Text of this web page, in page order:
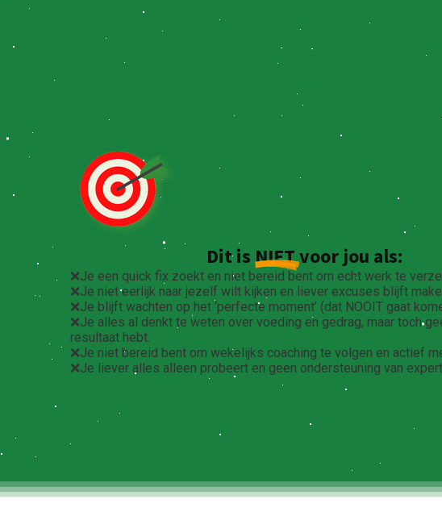
Dit isNIETvoor jou als:
❌Je een quick fix zoekt en niet bereid bent om echt werk te
❌Je niet eerlijk naar jezelf wilt kijken en liever excuses blijft
❌Je blijft wachten op het ‘perfecte moment’ (dat NOOIT gaat
❌Je alles al denkt te weten over voeding en gedrag, maar toch
resultaat hebt.
❌Je niet bereid bent om wekelijks coaching te volgen en actief
❌Je liever alles alleen probeert en geen ondersteuning van